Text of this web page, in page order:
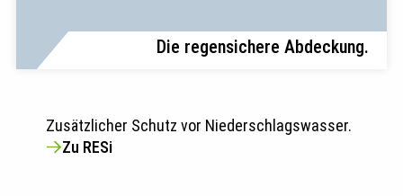
Die regensichere Abdeckung.
Zusätzlicher Schutz vor Niederschlagswasser.
Zu RESi